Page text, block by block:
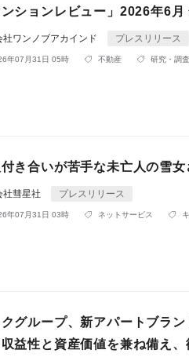
ンションレビュー」2026年6
社ワンノブアカインド プレスリリース
年07月31日 05時 不動産 研究・調
付き合いが苦手な未亡人の雪
社彗星社 プレスリリース
年07月31日 03時 ネットサービス
クグループ、新アパートブラ
益性と資産価値を兼ね備え、